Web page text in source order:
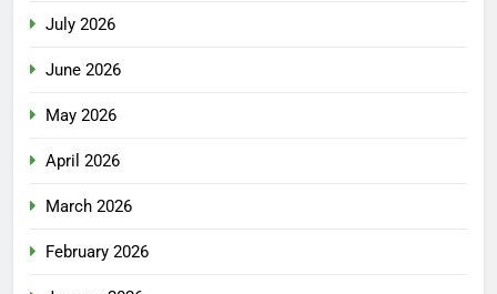
July 2026
June 2026
May 2026
April 2026
March 2026
February 2026